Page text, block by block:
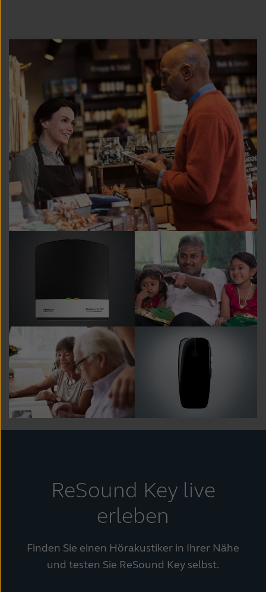
ReSound Key live
erleben
Finden Sie einen Hörakustiker in Ihrer Nähe
und testen Sie ReSound Key selbst.